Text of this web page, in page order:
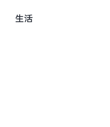
生活